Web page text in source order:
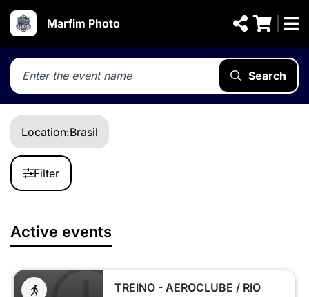
Marfim Photo
Search
Location:Brasil
Filter
Active events
TREINO - AEROCLUBE / RIO